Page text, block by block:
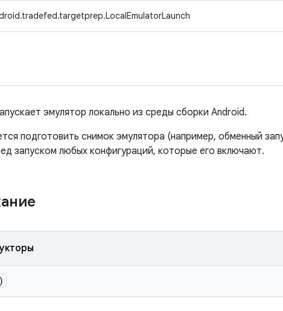
эмулятор локально из среды сборки Android.
подготовить снимок эмулятора (например, обменный
запуском любых конфигураций, которые его включают.